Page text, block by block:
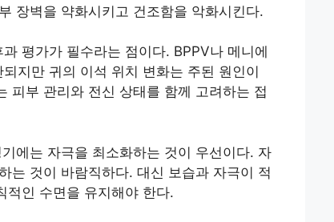
장벽을 약화시키고 건조함을 악화시킨다.
평가가 필수라는 점이다. BPPV나 메니에
지만 귀의 이석 위치 변화는 주된 원인이
피부 관리와 전신 상태를 함께 고려하는 접
에는 자극을 최소화하는 것이 우선이다. 자
는 것이 바람직하다. 대신 보습과 자극이 적
적인 수면을 유지해야 한다.